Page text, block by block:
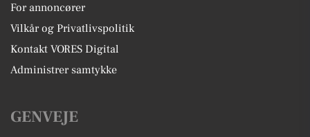
For annoncører
Vilkår og Privatlivspolitik
Kontakt VORES Digital
Administrer samtykke
GENVEJE